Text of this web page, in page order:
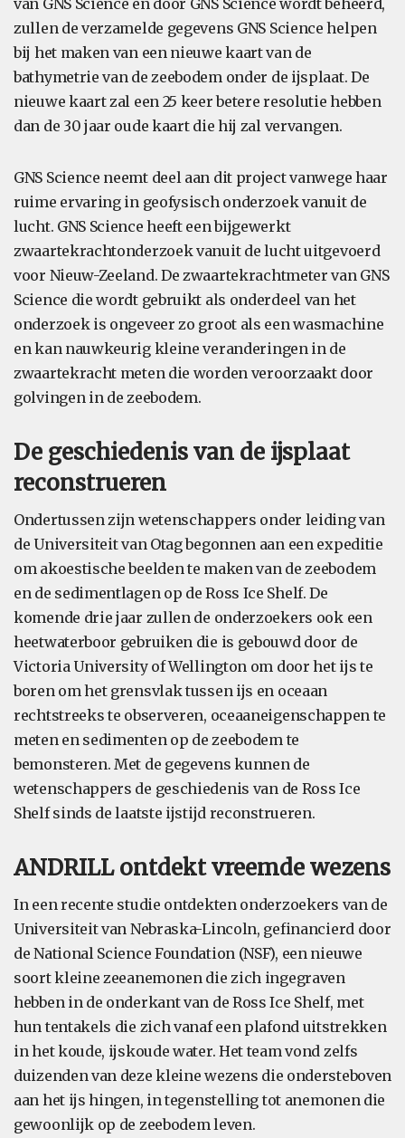
van GNS Science en door GNS Science wordt beheerd,
zullen de verzamelde gegevens GNS Science helpen
bij het maken van een nieuwe kaart van de
bathymetrie van de zeebodem onder de ijsplaat. De
nieuwe kaart zal een 25 keer betere resolutie hebben
dan de 30 jaar oude kaart die hij zal vervangen.
GNS Science neemt deel aan dit project vanwege haar
ruime ervaring in geofysisch onderzoek vanuit de
lucht. GNS Science heeft een bijgewerkt
zwaartekrachtonderzoek vanuit de lucht uitgevoerd
voor Nieuw-Zeeland. De zwaartekrachtmeter van GNS
Science die wordt gebruikt als onderdeel van het
onderzoek is ongeveer zo groot als een wasmachine
en kan nauwkeurig kleine veranderingen in de
zwaartekracht meten die worden veroorzaakt door
golvingen in de zeebodem.
De geschiedenis van de ijsplaat
reconstrueren
Ondertussen zijn wetenschappers onder leiding van
de Universiteit van Otag begonnen aan een expeditie
om akoestische beelden te maken van de zeebodem
en de sedimentlagen op de Ross Ice Shelf. De
komende drie jaar zullen de onderzoekers ook een
heetwaterboor gebruiken die is gebouwd door de
Victoria University of Wellington om door het ijs te
boren om het grensvlak tussen ijs en oceaan
rechtstreeks te observeren, oceaaneigenschappen te
meten en sedimenten op de zeebodem te
bemonsteren. Met de gegevens kunnen de
wetenschappers de geschiedenis van de Ross Ice
Shelf sinds de laatste ijstijd reconstrueren.
ANDRILL ontdekt vreemde wezens
In een recente studie ontdekten onderzoekers van de
Universiteit van Nebraska-Lincoln, gefinancierd door
de National Science Foundation (NSF), een nieuwe
soort kleine zeeanemonen die zich ingegraven
hebben in de onderkant van de Ross Ice Shelf, met
hun tentakels die zich vanaf een plafond uitstrekken
in het koude, ijskoude water. Het team vond zelfs
duizenden van deze kleine wezens die ondersteboven
aan het ijs hingen, in tegenstelling tot anemonen die
gewoonlijk op de zeebodem leven.